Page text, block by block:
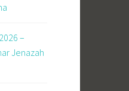
–
Jenazah